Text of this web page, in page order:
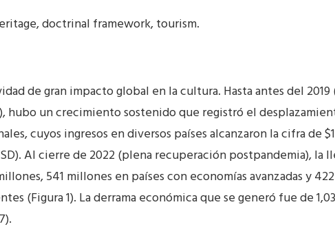
doctrinal framework, tourism.
de gran impacto global en la cultura. Hasta antes del
hubo un crecimiento sostenido que registró el
cuyos ingresos en diversos países alcanzaron la cifra de
Al cierre de 2022 (plena recuperación postpandemia), la
541 millones en países con economías avanzadas y
(Figura 1). La derrama económica que se generó fue de